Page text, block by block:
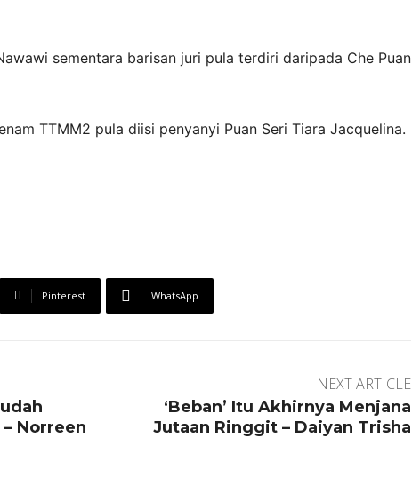
sementara barisan juri pula terdiri daripada Che Puan
TTMM2 pula diisi penyanyi Puan Seri Tiara Jacquelina.
Pinterest WhatsApp
Norreen
NEXT ARTICLE
‘Beban’ Itu Akhirnya Menjana
Jutaan Ringgit – Daiyan Trisha